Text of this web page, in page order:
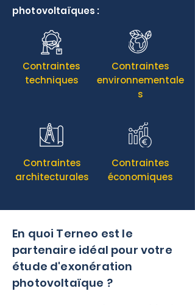
photovoltaïques :
Contraintes
techniques
Contraintes
environnementale
s
Contraintes
économiques
Contraintes
architecturales
En quoi Terneo est le
partenaire idéal pour votre
étude d'exonération
photovoltaïque ?